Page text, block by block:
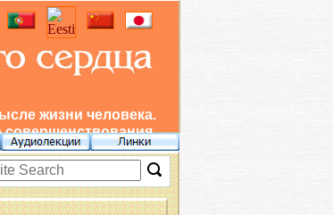
жизни человека.
совершенствования.